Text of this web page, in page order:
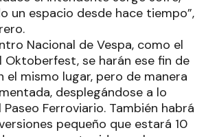
un espacio desde hace tiempo”,
Nacional de Vespa, como el
Oktoberfest, se harán ese fin de
el mismo lugar, pero de manera
desplegándose a lo
Ferroviario. También habrá
pequeño que estará 10